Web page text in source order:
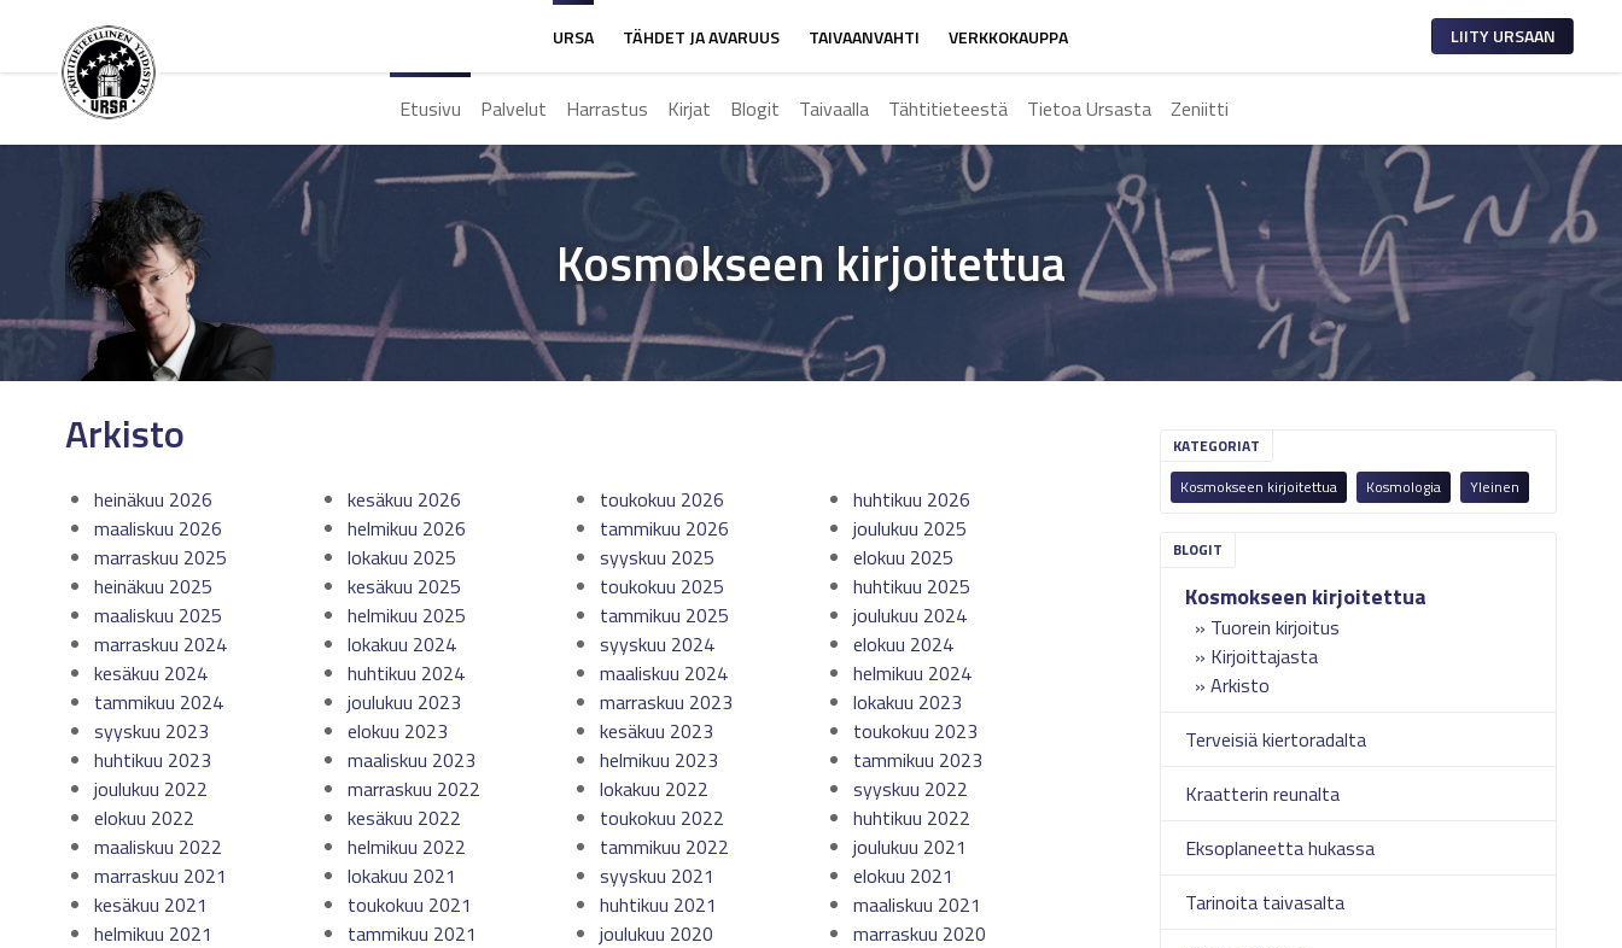
LIITY URSAAN
URSA TÄHDET JA AVARUUS TAIVAANVAHTI VERKKOKAUPPA
Etusivu Palvelut Harrastus Kirjat Blogit Taivaalla Tähtitieteestä Tietoa Ursasta Zeniitti
Kosmokseen kirjoitettua
KATEGORIAT
Kosmokseen kirjoitettua
Kosmologia Yleinen
Kosmokseen kirjoitettua
Tuorein kirjoitus
Kirjoittajasta
Arkisto
Terveisiä kiertoradalta
Kraatterin reunalta
Eksoplaneetta hukassa
Tarinoita taivasalta
Arkisto
heinäkuu 2026 kesäkuu 2026 toukokuu 2026
huhtikuu 2026
maaliskuu 2026
helmikuu 2026 tammikuu 2026
joulukuu 2025
marraskuu 2025
lokakuu 2025 syyskuu 2025
elokuu 2025
heinäkuu 2025
kesäkuu 2025 toukokuu 2025
huhtikuu 2025
maaliskuu 2025
helmikuu 2025 tammikuu 2025
joulukuu 2024
marraskuu 2024
lokakuu 2024 syyskuu 2024
elokuu 2024
kesäkuu 2024
huhtikuu 2024 maaliskuu 2024
helmikuu 2024
tammikuu 2024
joulukuu 2023 marraskuu 2023
lokakuu 2023
syyskuu 2023
elokuu 2023 kesäkuu 2023
toukokuu 2023
huhtikuu 2023
maaliskuu 2023 helmikuu 2023
tammikuu 2023
joulukuu 2022
marraskuu 2022 lokakuu 2022
syyskuu 2022
elokuu 2022
kesäkuu 2022 toukokuu 2022
huhtikuu 2022
maaliskuu 2022
helmikuu 2022 tammikuu 2022
joulukuu 2021
marraskuu 2021
lokakuu 2021 syyskuu 2021
elokuu 2021
kesäkuu 2021
toukokuu 2021 huhtikuu 2021
maaliskuu 2021
helmikuu 2021
tammikuu 2021 joulukuu 2020
marraskuu 2020